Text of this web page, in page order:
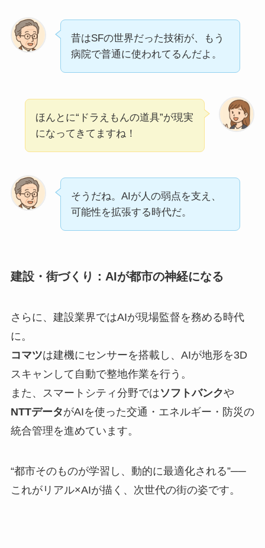
昔はSFの世界だった技術が、もう
病院で普通に使われてるんだよ。
ほんとに“ドラえもんの道具”が現実
になってきてますね！
そうだね。AIが人の弱点を支え、
可能性を拡張する時代だ。
建設・街づくり：AIが都市の神経になる
さらに、建設業界ではAIが現場監督を務める時代
に。
コマツは建機にセンサーを搭載し、AIが地形を3D
スキャンして自動で整地作業を行う。
また、スマートシティ分野ではソフトバンクや
NTTデータがAIを使った交通・エネルギー・防災の
統合管理を進めています。
“都市そのものが学習し、動的に最適化される”──
これがリアル×AIが描く、次世代の街の姿です。